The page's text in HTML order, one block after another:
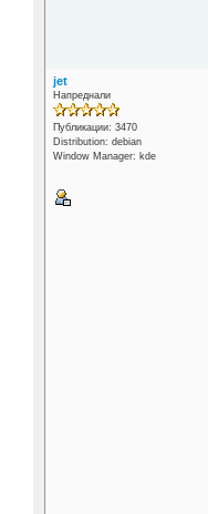
jet
Напреднали
Публикации: 3470
Distribution: debian
Window Manager: kde